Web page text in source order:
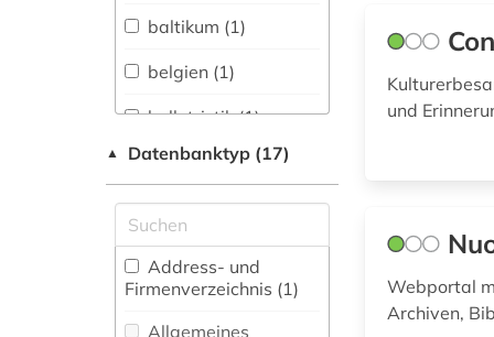
Literaturen (1)
Anglistik.
Amerikanistik (0)
Vermessungswesen (0)
Biologie,
Biotechnologie (0)
Buch- und
baltikum (1)
belgien (1)
belletristik (1)
bibliografie (1)
bibliothek (2)
biografie (1)
biographie (2)
▲ Datenbanktyp (17)
Address- und
Firmenverzeichnis (1)
Allgemeines
und
Webportal
Archiven,